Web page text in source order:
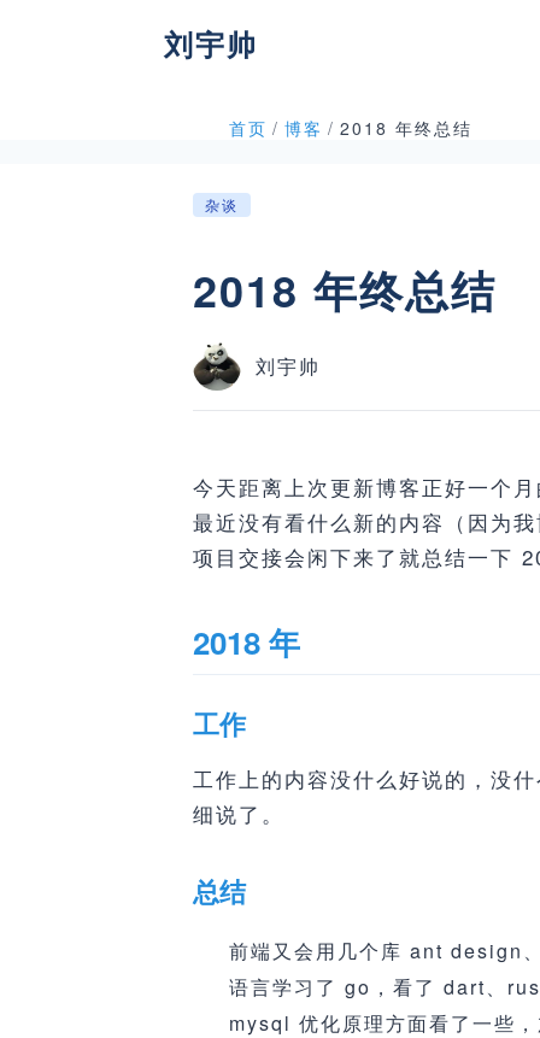
刘宇帅
首页 / 博客 / 2018 年终总结
杂谈
2018 年终总结
刘宇帅
今天距离上次更新博客正好一个
最近没有看什么新的内容（因为
项目交接会闲下来了就总结一下
2018 年
工作
工作上的内容没什么好说的，没
细说了。
总结
前端又会用几个库 ant design
语言学习了 go，看了 dart、
mysql 优化原理方面看了一些